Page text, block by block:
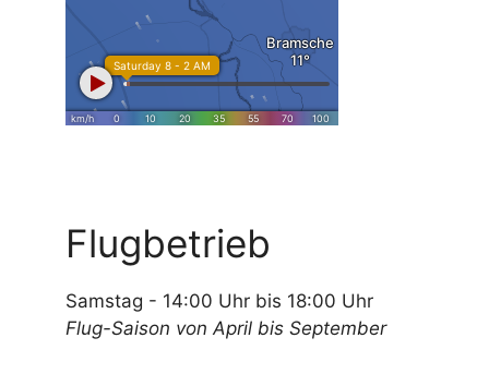
Flugbetrieb
Samstag - 14:00 Uhr bis 18:00 Uhr
Flug-Saison von April bis September